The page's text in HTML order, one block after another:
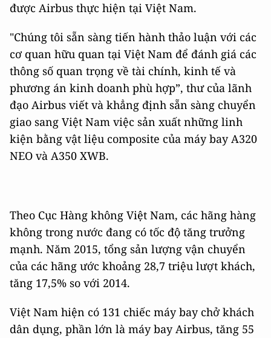
được Airbus thực hiện tại Việt Nam.
"Chúng tôi sẵn sàng tiến hành thảo luận với các
cơ quan hữu quan tại Việt Nam để đánh giá các
thông số quan trọng về tài chính, kinh tế và
phương án kinh doanh phù hợp”, thư của lãnh
đạo Airbus viết và khẳng định sẵn sàng chuyển
giao sang Việt Nam việc sản xuất những linh
kiện bằng vật liệu composite của máy bay A320
NEO và A350 XWB.
Theo Cục Hàng không Việt Nam, các hãng hàng
không trong nước đang có tốc độ tăng trưởng
mạnh. Năm 2015, tổng sản lượng vận chuyển
của các hãng ước khoảng 28,7 triệu lượt khách,
tăng 17,5% so với 2014.
Việt Nam hiện có 131 chiếc máy bay chở khách
dân dụng, phần lớn là máy bay Airbus, tăng 55